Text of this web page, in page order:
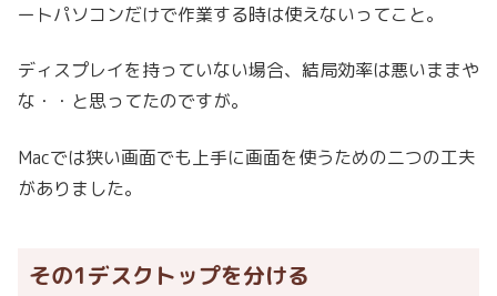
ートパソコンだけで作業する時は使えないってこと。
ディスプレイを持っていない場合、結局効率は悪いままや
な・・と思ってたのですが。
Macでは狭い画面でも上手に画面を使うための二つの工夫
がありました。
その1デスクトップを分ける